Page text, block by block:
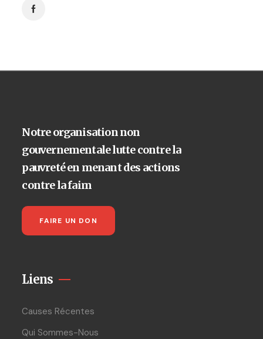
Notre organisation non
gouvernementale lutte contre la
pauvreté en menant des actions
contre la faim
FAIRE UN DON
Liens
Causes Récentes
Qui Sommes-Nous